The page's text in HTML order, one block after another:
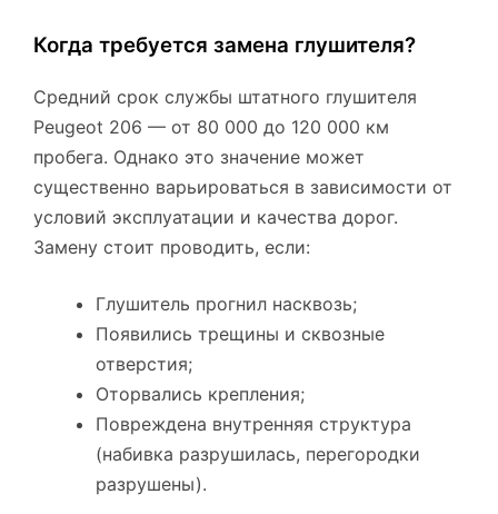
Когда требуется замена глушителя?
Средний срок службы штатного глушителя
Peugeot 206 — от 80 000 до 120 000 км
пробега. Однако это значение может
существенно варьироваться в зависимости от
условий эксплуатации и качества дорог.
Замену стоит проводить, если:
Глушитель прогнил насквозь;
Появились трещины и сквозные
отверстия;
Оторвались крепления;
Повреждена внутренняя структура
(набивка разрушилась, перегородки
разрушены).